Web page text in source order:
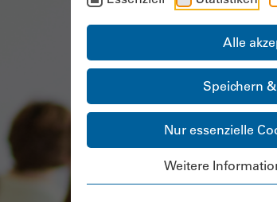
Alle
Speichern
Nur essenzielle
Weitere